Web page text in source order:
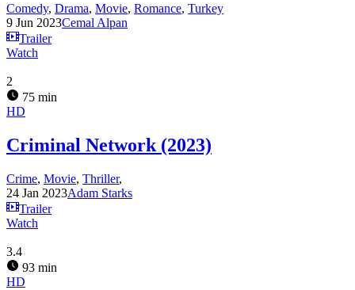
Comedy, Drama, Movie, Romance, Turkey
9 Jun 2023Cemal Alpan
Trailer
Watch
2
75 min
HD
Criminal Network (2023)
Crime, Movie, Thriller,
24 Jan 2023Adam Starks
Trailer
Watch
3.4
93 min
HD